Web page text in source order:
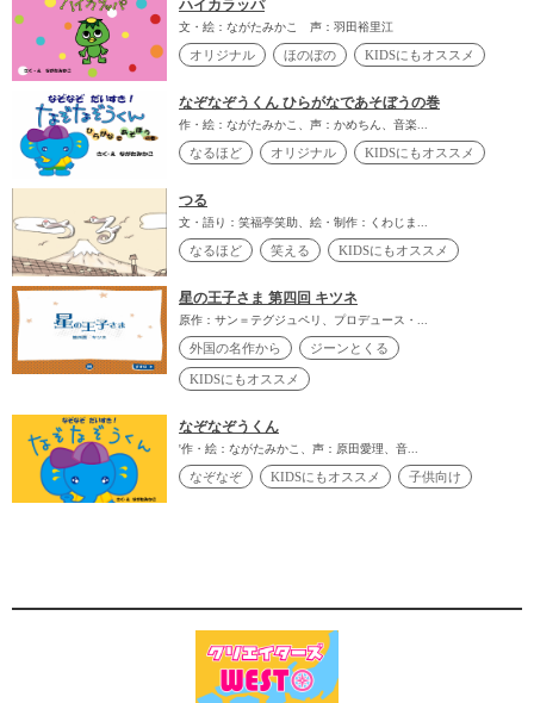
ハイカラッパ
文・絵：ながたみかこ 声：羽田裕里江
オリジナル ほのぼの KIDSにもオススメ
なぞなぞうくん ひらがなであそぼうの巻
作・絵：ながたみかこ、声：かめちん、音楽...
なるほど オリジナル KIDSにもオススメ
つる
文・語り：笑福亭笑助、絵・制作：くわじま...
なるほど 笑える KIDSにもオススメ
星の王子さま 第四回 キツネ
原作：サン＝テグジュペリ、プロデュース・...
外国の名作から ジーンとくる
KIDSにもオススメ
なぞなぞうくん
'作・絵：ながたみかこ、声：原田愛理、音...
なぞなぞ KIDSにもオススメ 子供向け